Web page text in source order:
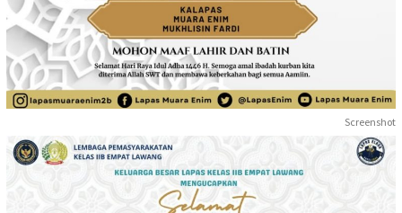
Screenshot